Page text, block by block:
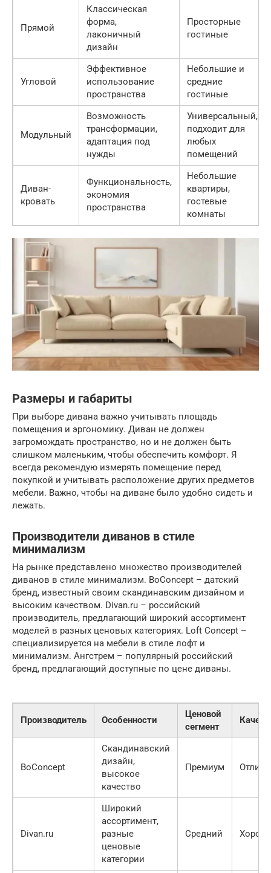
Прямой
Классическая
форма,
лаконичный
дизайн
Просторные
гостиные
Угловой
Эффективное
использование
пространства
Небольшие и
средние
гостиные
Модульный
Возможность
трансформации,
адаптация под
нужды
Универсальный,
подходит для
любых
помещений
Диван-
кровать
Функциональность,
экономия
пространства
Небольшие
квартиры,
гостевые
комнаты
Размеры и габариты
При выборе дивана важно учитывать площадь
помещения и эргономику. Диван не должен
загромождать пространство, но и не должен быть
слишком маленьким, чтобы обеспечить комфорт. Я
всегда рекомендую измерять помещение перед
покупкой и учитывать расположение других предметов
мебели. Важно, чтобы на диване было удобно сидеть и
лежать.
Производители диванов в стиле
минимализм
На рынке представлено множество производителей
диванов в стиле минимализм. BoConcept – датский
бренд, известный своим скандинавским дизайном и
высоким качеством. Divan.ru – российский
производитель, предлагающий широкий ассортимент
моделей в разных ценовых категориях. Loft Concept –
специализируется на мебели в стиле лофт и
минимализм. Ангстрем – популярный российский
бренд, предлагающий доступные по цене диваны.
Производитель Особенности
Ценовой
сегмент
BoConcept
Скандинавский
дизайн,
высокое
качество
Премиум
Divan.ru
Широкий
ассортимент,
разные
ценовые
категории
Средний